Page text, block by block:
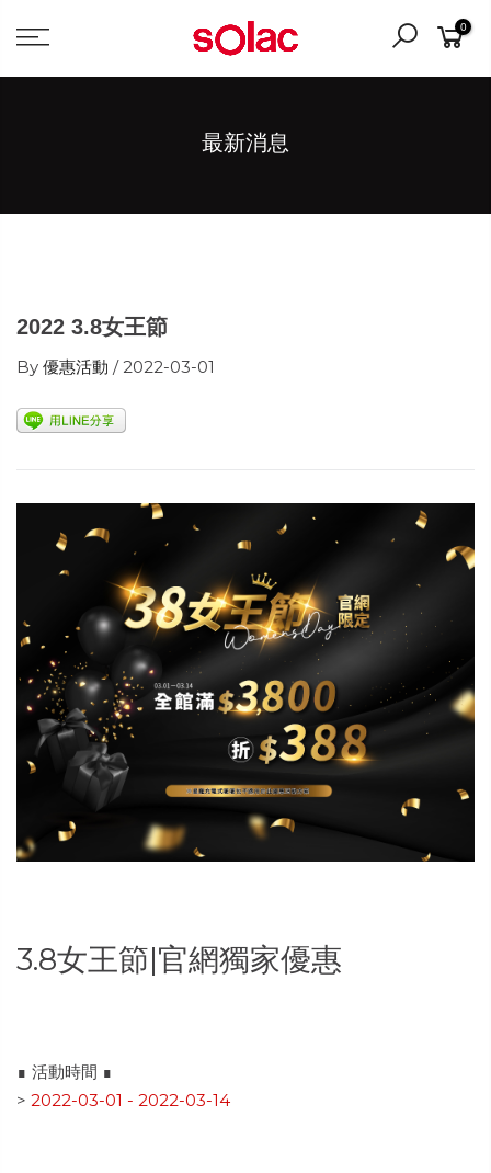
0
最新消息
2022 3.8女王節
By 優惠活動 / 2022-03-01
3.8女王節|官網獨家優惠
∎ 活動時間 ∎
> 2022-03-01 - 2022-03-14